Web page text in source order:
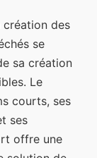
création des
se
sa création
Le
courts, ses
ses
offre une